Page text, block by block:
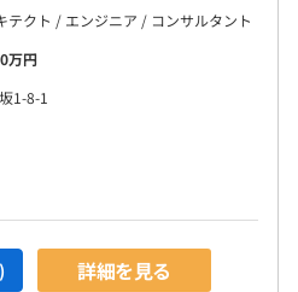
テクト / エンジニア / コンサルタント
万円
1-8-1
詳細を見る